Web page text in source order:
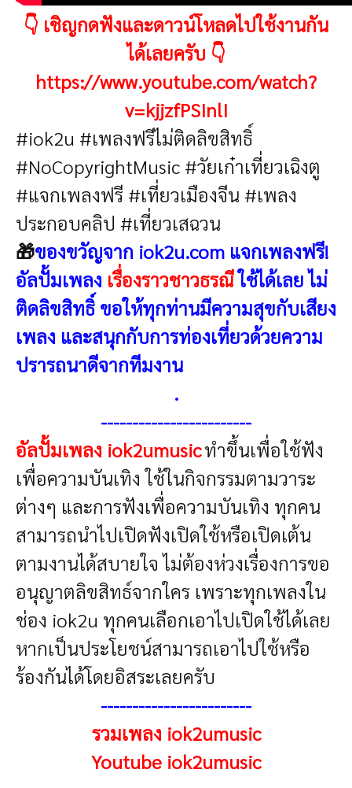
👇 เชิญกดฟังและดาวน์โหลดไปใช้งานกัน
ได้เลยครับ 👇
https://www.youtube.com/watch?
v=kjjzfPSInlI
#iok2u #เพลงฟรีไม่ติดลิขสิทธิ์
#NoCopyrightMusic #วัยเก๋าเที่ยวเฉิงตู
#แจกเพลงฟรี #เที่ยวเมืองจีน #เพลง
ประกอบคลิป #เที่ยวเสฉวน
🎁ของขวัญจาก iok2u.com แจกเพลงฟรี!
อัลปั้มเพลง เรื่องราวชาวธรณีใช้ได้เลย ไม่
ติดลิขสิทธิ์ ขอให้ทุกท่านมีความสุขกับเสียง
เพลง และสนุกกับการท่องเที่ยวด้วยความ
ปรารถนาดีจากทีมงาน
.
------------------------
อัลปั้มเพลง iok2umusicทำขึ้นเพื่อใช้ฟัง
เพื่อความบันเทิง ใช้ในกิจกรรมตามวาระ
ต่างๆ และการฟังเพื่อความบันเทิง ทุกคน
สามารถนำไปเปิดฟังเปิดใช้หรือเปิดเต้น
ตามงานได้สบายใจ ไม่ต้องห่วงเรื่องการขอ
อนุญาตลิขสิทธ์จากใคร เพราะทุกเพลงใน
ช่อง iok2u ทุกคนเลือกเอาไปเปิดใช้ได้เลย
หากเป็นประโยชน์สามารถเอาไปใช้หรือ
ร้องกันได้โดยอิสระเลยครับ
------------------------
รวมเพลง iok2umusic
Youtube iok2umusic